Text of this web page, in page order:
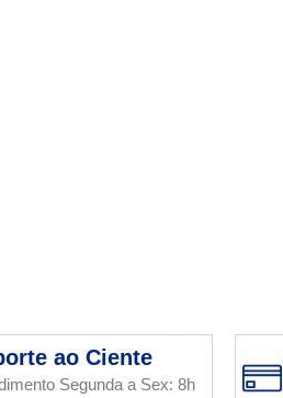
ao Ciente
Segunda a Sex: 8h